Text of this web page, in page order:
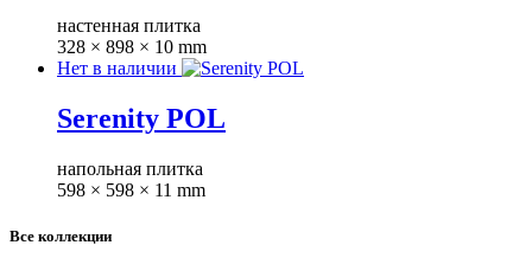
настенная плитка
328 × 898 × 10 mm
Нет в наличии
Serenity POL
напольная плитка
598 × 598 × 11 mm
Все коллекции